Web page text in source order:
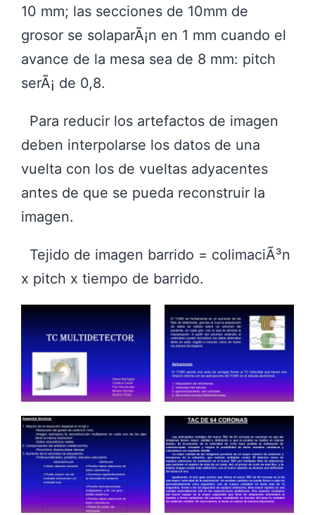
10 mm; las secciones de 10mm de
grosor se solaparÃ¡n en 1 mm cuando el
avance de la mesa sea de 8 mm: pitch
serÃ¡ de 0,8.
Para reducir los artefactos de imagen
deben interpolarse los datos de una
vuelta con los de vueltas adyacentes
antes de que se pueda reconstruir la
imagen.
Tejido de imagen barrido = colimaciÃ³n
x pitch x tiempo de barrido.